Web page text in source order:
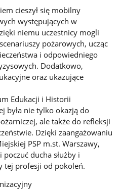
cieszył się mobilny
występujących w
niemu uczestnicy mogli
pożarowych, ucząc
i odpowiedniego
Dodatkowo,
oraz ukazujące
Edukacji i Historii
była nie tylko okazją do
ale także do refleksji
Dzięki zaangażowaniu
PSP m.st. Warszawy,
ducha służby i
tej profesji od pokoleń.